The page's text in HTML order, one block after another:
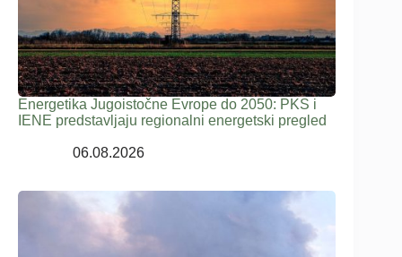
Energetika Jugoistočne Evrope do 2050: PKS i
IENE predstavljaju regionalni energetski pregled
06.08.2026